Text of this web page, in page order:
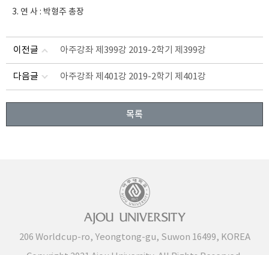
3. 연 사 : 박형주 총장
이전글 아주강좌 제399강 2019-2학기 제399강
다음글 아주강좌 제401강 2019-2학기 제401강
목록
206 Worldcup-ro, Yeongtong-gu, Suwon 16499, KOREA